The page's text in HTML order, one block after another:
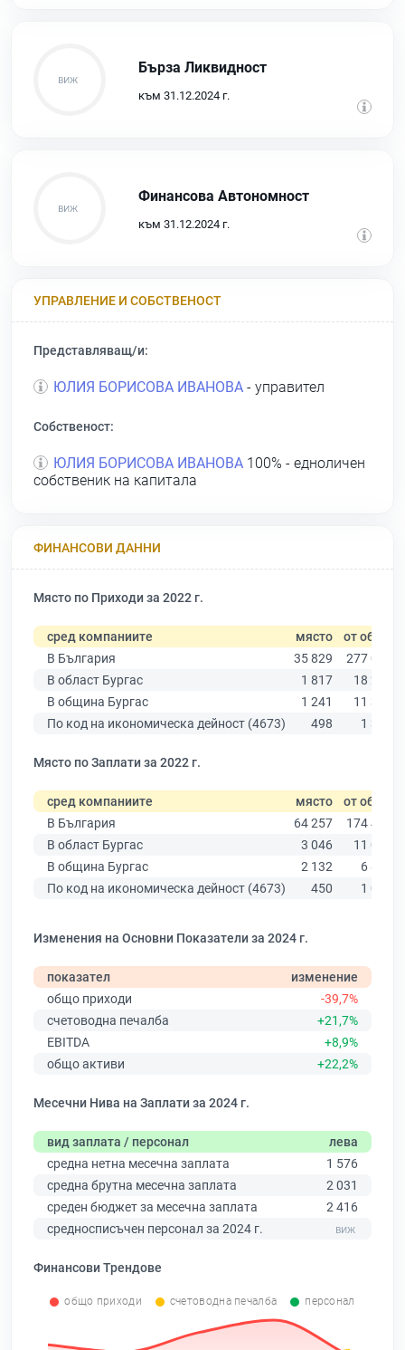
Бърза Ликвидност
към 31.12.2024 г.
Финансова Автономност
към 31.12.2024 г.
УПРАВЛЕНИЕ И СОБСТВЕНОСТ
Представляващ/и:
ЮЛИЯ БОРИСОВА ИВАНОВА - управител
Собственост:
ЮЛИЯ БОРИСОВА ИВАНОВА 100% - едноличен
собственик на капитала
ФИНАНСОВИ ДАННИ
Място по Приходи за 2022 г.
сред компаниите място от общо
В България
35 829
277 019
В област Бургас
1 817
18 275
В община Бургас
1 241
11 315
По код на икономическа дейност (4673)
498 1 350
Място по Заплати за 2022 г.
сред компаниите място от общо
В България
64 257
174 403
В област Бургас
3 046
11 009
В община Бургас
2 132
6 879
По код на икономическа дейност (4673)
450 1 002
Изменения на Основни Показатели за 2024 г.
показател
изменение
общо приходи
-39,7%
счетоводна печалба
+21,7%
EBITDA
+8,9%
общо активи
+22,2%
Месечни Нива на Заплати за 2024 г.
вид заплата / персонал
лева
средна нетна месечна заплата
1 576
средна брутна месечна заплата
2 031
среден бюджет за месечна заплата
2 416
средносписъчен персонал за 2024 г.
Финансови Трендове
общо приходи счетоводна печалба персонал